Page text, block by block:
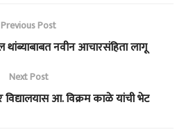
Previous Post
नवीन आचारसंहिता लागू
Next Post
विद्यालयास आ. विक्रम काळे यांची भेट